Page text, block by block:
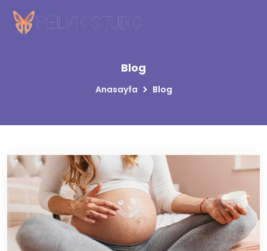
Blog
Anasayfa Blog